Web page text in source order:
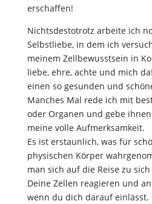
erschaffen!
Nichtsdestotrotz arbeite ich
Selbstliebe, in dem ich
meinem Zellbewusstsein in
liebe, ehre, achte und mich
einen so gesunden und
Manches Mal rede ich mit
oder Organen und gebe
meine volle Aufmerksamkeit.
Es ist erstaunlich, was für
physischen Körper
man sich auf die Reise zu
Deine Zellen reagieren und
wenn du dich darauf einlässt.